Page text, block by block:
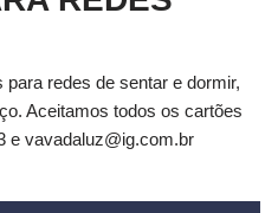
redes de sentar e dormir,
Aceitamos todos os cartões
e vavadaluz@ig.com.br